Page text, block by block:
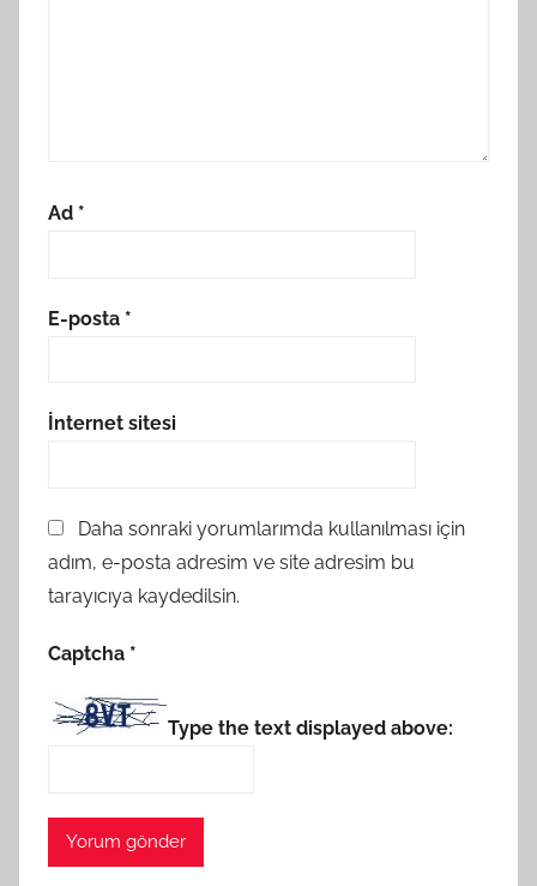
Ad *
E-posta *
İnternet sitesi
Daha sonraki yorumlarımda kullanılması için
adım, e-posta adresim ve site adresim bu
tarayıcıya kaydedilsin.
Captcha *
Type the text displayed above: